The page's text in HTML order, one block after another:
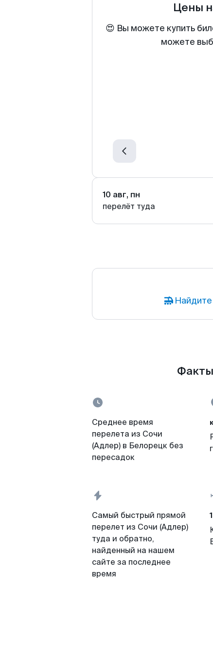
Цены
😍 Вы можете купить
можете
10 авг, пн
перелёт туда
Факты
Среднее время
перелета из Сочи
(Адлер) в Белорецк без
пересадок
Самый быстрый прямой
перелет из Сочи (Адлер)
туда и обратно,
найденный на нашем
сайте за последнее
время